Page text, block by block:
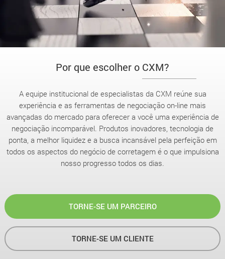
Por que escolher o CXM?
A equipe institucional de especialistas da CXM reúne sua
experiência e as ferramentas de negociação on-line mais
avançadas do mercado para oferecer a você uma experiência de
negociação incomparável. Produtos inovadores, tecnologia de
ponta, a melhor liquidez e a busca incansável pela perfeição em
todos os aspectos do negócio de corretagem é o que impulsiona
nosso progresso todos os dias.
TORNE-SE UM PARCEIRO
TORNE-SE UM CLIENTE